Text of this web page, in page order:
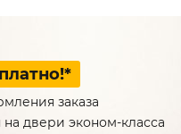
заказа
на двери эконом-класса